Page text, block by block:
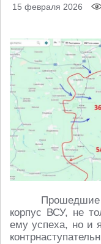
15 февраля 2026
Прошедшие
корпус ВСУ, не
ему успеха, но и